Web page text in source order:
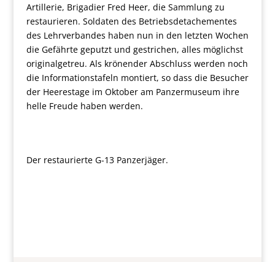
Artillerie, Brigadier Fred Heer, die Sammlung zu
restaurieren. Soldaten des Betriebsdetachementes
des Lehrverbandes haben nun in den letzten Wochen
die Gefährte geputzt und gestrichen, alles möglichst
originalgetreu. Als krönender Abschluss werden noch
die Informationstafeln montiert, so dass die Besucher
der Heerestage im Oktober am Panzermuseum ihre
helle Freude haben werden.
Der restaurierte G-13 Panzerjäger.